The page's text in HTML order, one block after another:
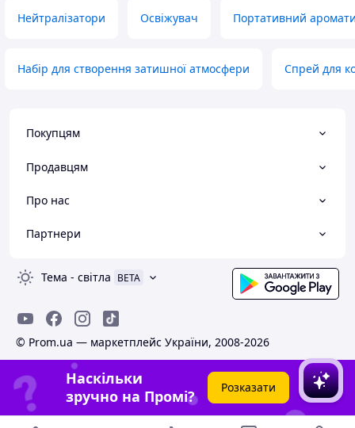
Нейтралізатори Освіжувач Портативний
Набір для створення затишної атмосфери Спрей для
Покупцям
Продавцям
Про нас
Партнери
Тема - світла BETA
© Prom.ua — маркетплейс України, 2008-2026
Наскільки
зручно на Промі?
Розказати